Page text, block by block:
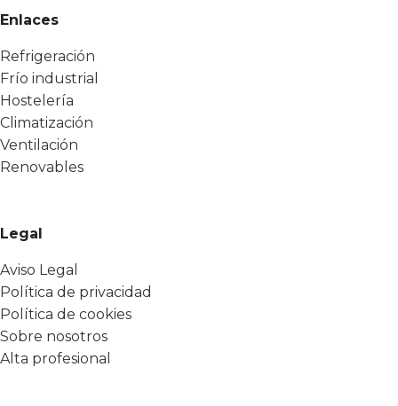
Enlaces
Refrigeración
Frío industrial
Hostelería
Climatización
Ventilación
Renovables
Legal
Aviso Legal
Política de privacidad
Política de cookies
Sobre nosotros
Alta profesional